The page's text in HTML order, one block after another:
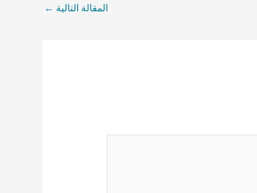
المقالة التالية ←